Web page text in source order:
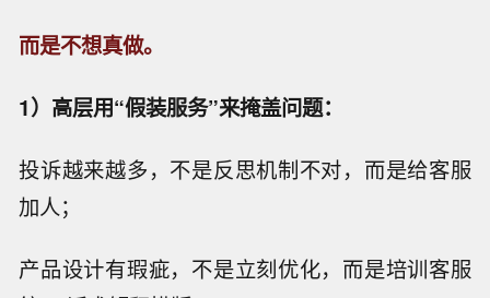
而是不想真做。
1）高层用“假装服务”来掩盖问题：
投诉越来越多，不是反思机制不对，而是给客服
加人；
产品设计有瑕疵，不是立刻优化，而是培训客服